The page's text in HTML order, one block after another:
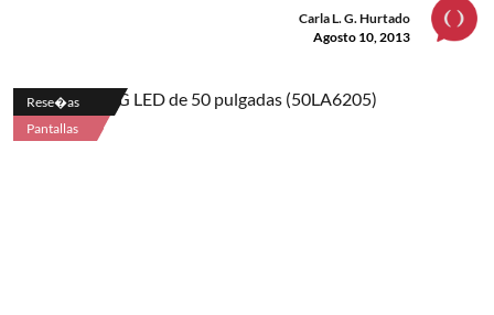
Carla L. G. Hurtado
Agosto 10, 2013
Rese�as
Pantallas